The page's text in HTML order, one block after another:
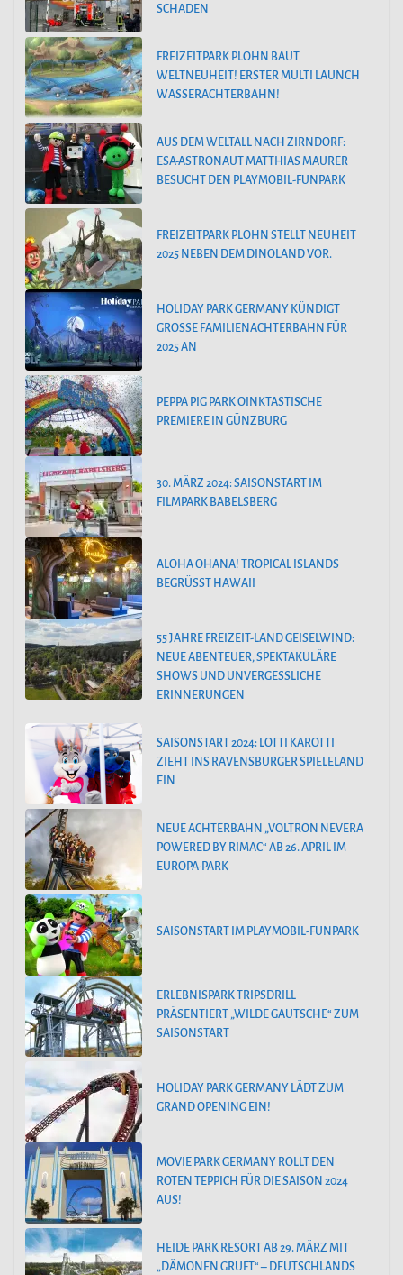
SCHADEN
FREIZEITPARK PLOHN BAUT
WELTNEUHEIT! ERSTER MULTI LAUNCH
WASSERACHTERBAHN!
AUS DEM WELTALL NACH ZIRNDORF:
ESA-ASTRONAUT MATTHIAS MAURER
BESUCHT DEN PLAYMOBIL-FUNPARK
FREIZEITPARK PLOHN STELLT NEUHEIT
2025 NEBEN DEM DINOLAND VOR.
HOLIDAY PARK GERMANY KÜNDIGT
GROSSE FAMILIENACHTERBAHN FÜR 2
025 AN
PEPPA PIG PARK OINKTASTISCHE
PREMIERE IN GÜNZBURG
30. MÄRZ 2024: SAISONSTART IM
FILMPARK BABELSBERG
ALOHA OHANA! TROPICAL ISLANDS
BEGRÜSST HAWAII
55 JAHRE FREIZEIT-LAND GEISELWIND:
NEUE ABENTEUER, SPEKTAKULÄRE
SHOWS UND UNVERGESSLICHE
ERINNERUNGEN
SAISONSTART 2024: LOTTI KAROTTI
ZIEHT INS RAVENSBURGER SPIELELAND
EIN
NEUE ACHTERBAHN „VOLTRON NEVERA
POWERED BY RIMAC“ AB 26. APRIL IM
EUROPA-PARK
SAISONSTART IM PLAYMOBIL-FUNPARK
ERLEBNISPARK TRIPSDRILL
PRÄSENTIERT „WILDE GAUTSCHE“ ZUM
SAISONSTART
HOLIDAY PARK GERMANY LÄDT ZUM
GRAND OPENING EIN!
MOVIE PARK GERMANY ROLLT DEN
ROTEN TEPPICH FÜR DIE SAISON 2024
AUS!
HEIDE PARK RESORT AB 29. MÄRZ MIT
„DÄMONEN GRUFT“ – DEUTSCHLANDS